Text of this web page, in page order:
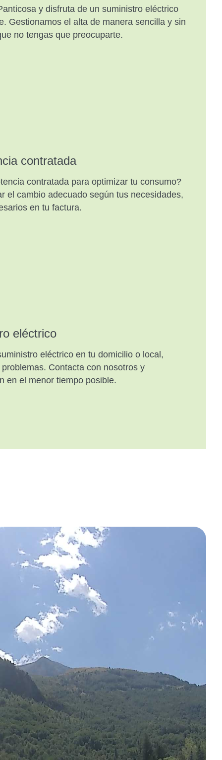
y disfruta de un suministro eléctrico
Gestionamos el alta de manera sencilla y sin
no tengas que preocuparte.
contratada
contratada para optimizar tu consumo?
el cambio adecuado según tus necesidades,
en tu factura.
eléctrico
eléctrico en tu domicilio o local,
Contacta con nosotros y
en el menor tiempo posible.